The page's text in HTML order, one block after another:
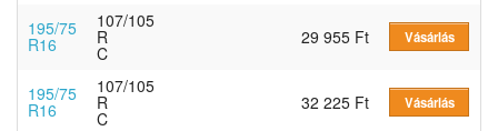
195/75
R16
107/105
R
C
29 955 Ft Vásárlás
195/75
R16
107/105
R
C
32 225 Ft Vásárlás